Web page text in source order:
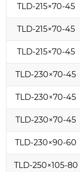
TLD-215×70-45
TLD-215×70-45
TLD-215×70-45
TLD-230×70-45
TLD-230×70-45
TLD-230×70-45
TLD-230×90-60
TLD-250×105-80